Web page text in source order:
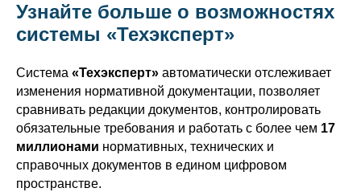
Узнайте больше о возможностях
системы «Техэксперт»
Система «Техэксперт» автоматически отслеживает
изменения нормативной документации, позволяет
сравнивать редакции документов, контролировать
обязательные требования и работать с более чем 17
миллионами нормативных, технических и
справочных документов в едином цифровом
пространстве.